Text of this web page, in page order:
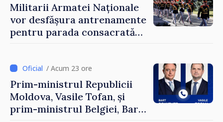
Militarii Armatei Naționale
vor desfășura antrenamente
pentru parada consacrată
/ Acum 23 ore
Prim-ministrul Republicii
Moldova, Vasile Tofan, și
prim-ministrul Belgiei, Bart